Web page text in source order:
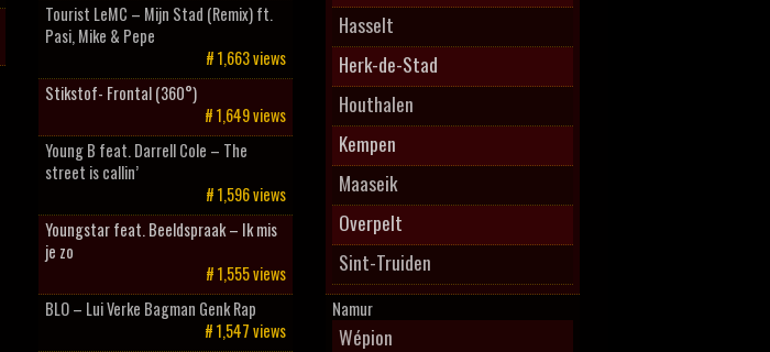
Tourist LeMC – Mijn Stad (Remix) ft.
Pasi, Mike & Pepe
# 1,663 views
Stikstof- Frontal (360°)
# 1,649 views
Young B feat. Darrell Cole – The
street is callin’
# 1,596 views
Youngstar feat. Beeldspraak – Ik mis
je zo
# 1,555 views
BLO – Lui Verke Bagman Genk Rap
# 1,547 views
Hasselt
Herk-de-Stad
Houthalen
Kempen
Maaseik
Overpelt
Sint-Truiden
Namur
Wépion